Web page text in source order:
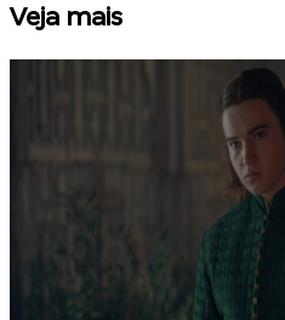
Veja mais